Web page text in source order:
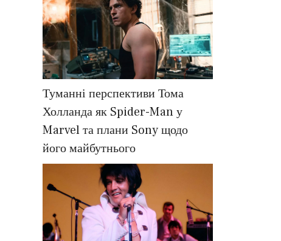
Туманні перспективи Тома
Холланда як Spider-Man у
Marvel та плани Sony щодо
його майбутнього